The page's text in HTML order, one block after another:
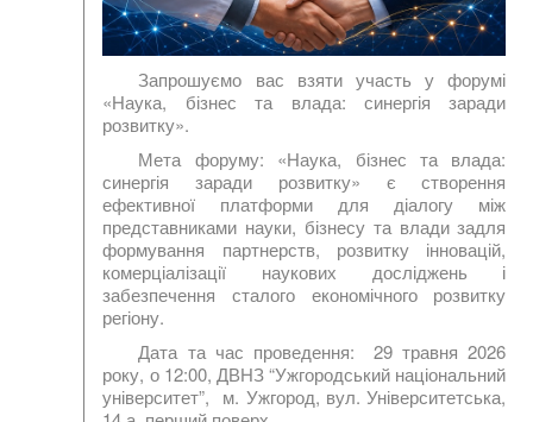
Запрошуємо вас взяти участь у форумі
«Наука, бізнес та влада: синергія заради
розвитку».
Мета форуму: «Наука, бізнес та влада:
синергія заради розвитку» є створення
ефективної платформи для діалогу між
представниками науки, бізнесу та влади задля
формування партнерств, розвитку інновацій,
комерціалізації наукових досліджень і
забезпечення сталого економічного розвитку
регіону.
Дата та час проведення:29 травня 2026
року, о 12:00, ДВНЗ “Ужгородський національний
університет”, м. Ужгород, вул. Університетська,